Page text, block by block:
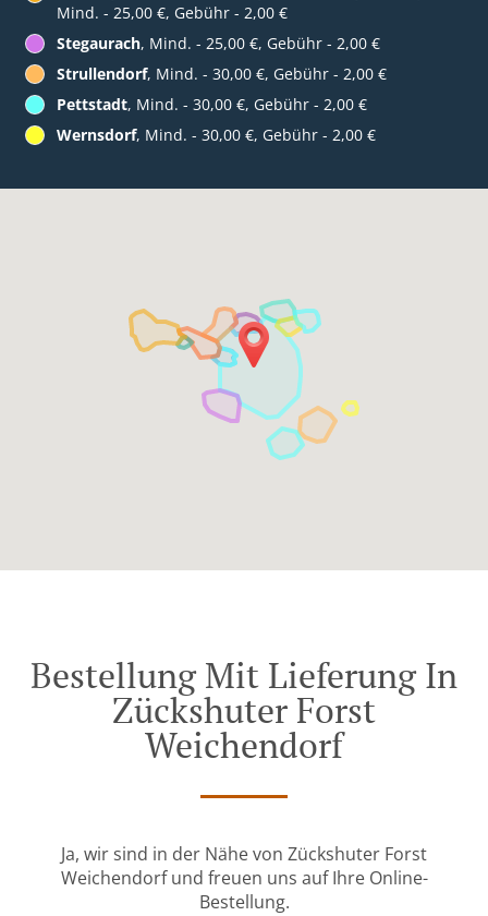
Mind. - 25,00 €, Gebühr - 2,00 €
Stegaurach, Mind. - 25,00 €, Gebühr - 2,00 €
Strullendorf, Mind. - 30,00 €, Gebühr - 2,00 €
Pettstadt, Mind. - 30,00 €, Gebühr - 2,00 €
Wernsdorf, Mind. - 30,00 €, Gebühr - 2,00 €
Bestellung Mit Lieferung In
Zückshuter Forst
Weichendorf
Ja, wir sind in der Nähe von Zückshuter Forst
Weichendorf und freuen uns auf Ihre Online-
Bestellung.